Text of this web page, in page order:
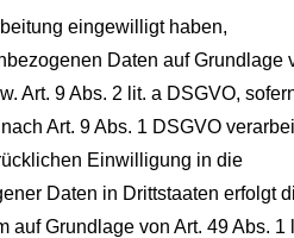
eingewilligt haben,
Daten auf Grundlage
Art. 9 Abs. 2 lit. a DSGVO,
Art. 9 Abs. 1 DSGVO
Einwilligung in die
Daten in Drittstaaten erfolgt
auf Grundlage von Art. 49 Abs. 1